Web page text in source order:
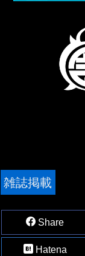
雑誌掲載
Share
Hatena